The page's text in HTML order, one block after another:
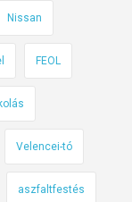
Nissan
FEOL
Velencei-tó
aszfaltfestés